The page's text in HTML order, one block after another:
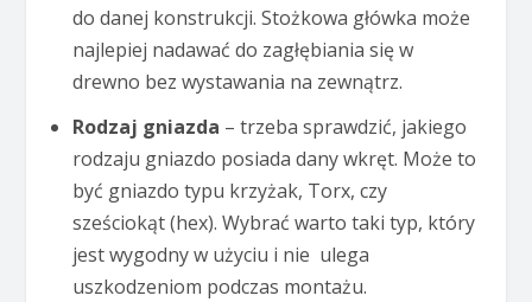
do danej konstrukcji. Stożkowa główka może
najlepiej nadawać do zagłębiania się w
drewno bez wystawania na zewnątrz.
Rodzaj gniazda – trzeba sprawdzić, jakiego
rodzaju gniazdo posiada dany wkręt. Może to
być gniazdo typu krzyżak, Torx, czy
sześciokąt (hex). Wybrać warto taki typ, który
jest wygodny w użyciu i nie ulega
uszkodzeniom podczas montażu.